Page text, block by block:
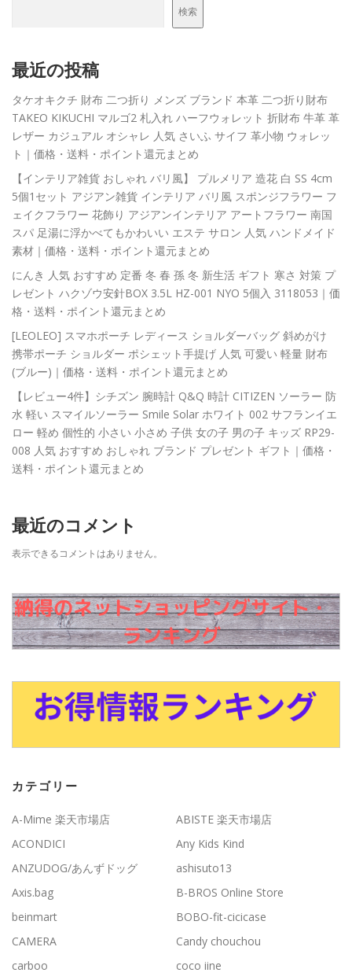
検索
最近の投稿
タケオキクチ 財布 二つ折り メンズ ブランド 本革 二つ折り財布
TAKEO KIKUCHI マルゴ2 札入れ ハーフウォレット 折財布 牛革 革
レザー カジュアル オシャレ 人気 さいふ サイフ 革小物 ウォレッ
ト｜価格・送料・ポイント還元まとめ
【インテリア雑貨 おしゃれ バリ風】 プルメリア 造花 白 SS 4cm
5個1セット アジアン雑貨 インテリア バリ風 スポンジフラワー フ
ェイクフラワー 花飾り アジアンインテリア アートフラワー 南国
スパ 足湯に浮かべてもかわいい エステ サロン 人気 ハンドメイド
素材｜価格・送料・ポイント還元まとめ
にんき 人気 おすすめ 定番 冬 春 孫 冬 新生活 ギフト 寒さ 対策 プ
レゼント ハクゾウ安針BOX 3.5L HZ-001 NYO 5個入 3118053｜価
格・送料・ポイント還元まとめ
[LEOLEO] スマホポーチ レディース ショルダーバッグ 斜めがけ
携帯ポーチ ショルダー ポシェット手提げ 人気 可愛い 軽量 財布
(ブルー)｜価格・送料・ポイント還元まとめ
【レビュー4件】シチズン 腕時計 Q&Q 時計 CITIZEN ソーラー 防
水 軽い スマイルソーラー Smile Solar ホワイト 002 サフランイエ
ロー 軽め 個性的 小さい 小さめ 子供 女の子 男の子 キッズ RP29-
008 人気 おすすめ おしゃれ ブランド プレゼント ギフト｜価格・
送料・ポイント還元まとめ
最近のコメント
表示できるコメントはありません。
カテゴリー
A-Mime 楽天市場店
ABISTE 楽天市場店
ACONDICI
Any Kids Kind
ANZUDOG/あんずドッグ
ashisuto13
Axis.bag
B-BROS Online Store
beinmart
BOBO-fit-cicicase
CAMERA
Candy chouchou
carboo
coco iine